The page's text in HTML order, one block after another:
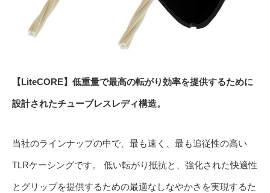
【LiteCORE】低重量で最高の転がり効率を提供するために
設計されたチューブレスレディ構造。
当社のラインナップの中で、最も速く、最も追従性の高い
TLRケーシングです。 低い転がり抵抗と、強化された快適性
とグリップを提供するための最適なしなやかさを実現するた